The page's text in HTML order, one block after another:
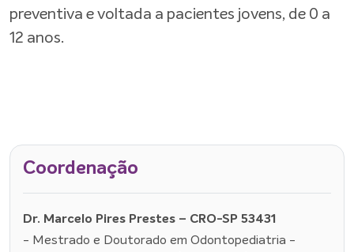
preventiva e voltada a pacientes jovens, de 0 a
12 anos.
Coordenação
Dr. Marcelo Pires Prestes – CRO-SP 53431
- Mestrado e Doutorado em Odontopediatria -